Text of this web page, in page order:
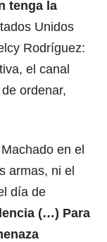
tenga la
Unidos
Rodríguez:
el canal
ordenar,
en el
armas, ni el
día de
(…) Para